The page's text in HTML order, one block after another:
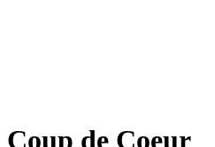
Coup de Coeur